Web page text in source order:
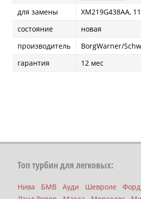
для замены
XM219G438AA,
состояние
новая
производитель
BorgWarner/
гарантия
12 мес
Топ турбин для легковых:
Нива БМВ Ауди Шевроле Форд